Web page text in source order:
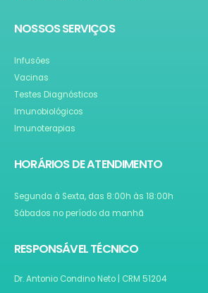
NOSSOS SERVIÇOS
Infusões
Vacinas
Testes Diagnósticos
Imunobiológicos
Imunoterapias
HORÁRIOS DE ATENDIMENTO
Segunda à Sexta, das 8:00h às 18:00h
Sábados no período da manhã
RESPONSÁVEL TÉCNICO
Dr. Antonio Condino Neto | CRM 51204